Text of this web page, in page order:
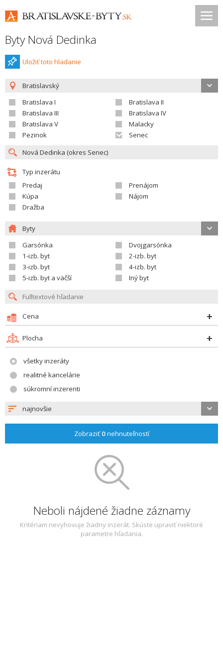
Byty Nová Dedinka
Uložiť toto hladanie
Bratislavský
Bratislava I
Bratislava II
Bratislava III
Bratislava IV
Bratislava V
Malacky
Pezinok
Senec
Typ inzerátu
Predaj
Prenájom
Kúpa
Nájom
Dražba
Byty
Garsónka
Dvojgarsónka
1-izb. byt
2-izb. byt
3-izb. byt
4-izb. byt
5-izb. byt a väčší
Iný byt
Cena
Plocha
všetky inzeráty
realitné kancelárie
súkromní inzerenti
najnovšie
Zobraziť0nehnuteľností
Neboli nájdené žiadne záznamy
Kritériam nevyhovuje žiadny inzerát. Skúste upraviť niektoré
parametre hľadania.